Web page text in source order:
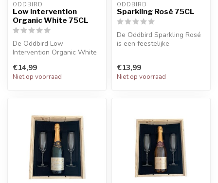
ODDBIRD
Low Intervention
Organic White 75CL
De Oddbird Low
Intervention Organic White
intervention white wi...
€14,99
Niet op voorraad
ODDBIRD
Sparkling Rosé 75CL
De Oddbird Sparkling Rosé
is een feestelijke
€13,99
Niet op voorraad